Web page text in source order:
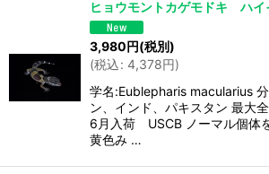
ヒョウモントカゲモドキ ハイ
3,980円(税別)
(税込: 4,378円)
学名:Eublepharis macularius
ン、インド、パキスタン 最大
6月入荷 USCB ノーマル個体
黄色み …